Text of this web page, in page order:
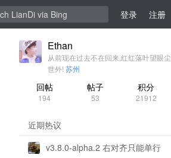
登录 注册
Ethan
从前现在过去不在回来,红红落叶望眼尘
世外! 苏州
回帖
194
帖子
53
积分
21912
近期热议
v3.8.0-alpha.2 右对齐只能单行